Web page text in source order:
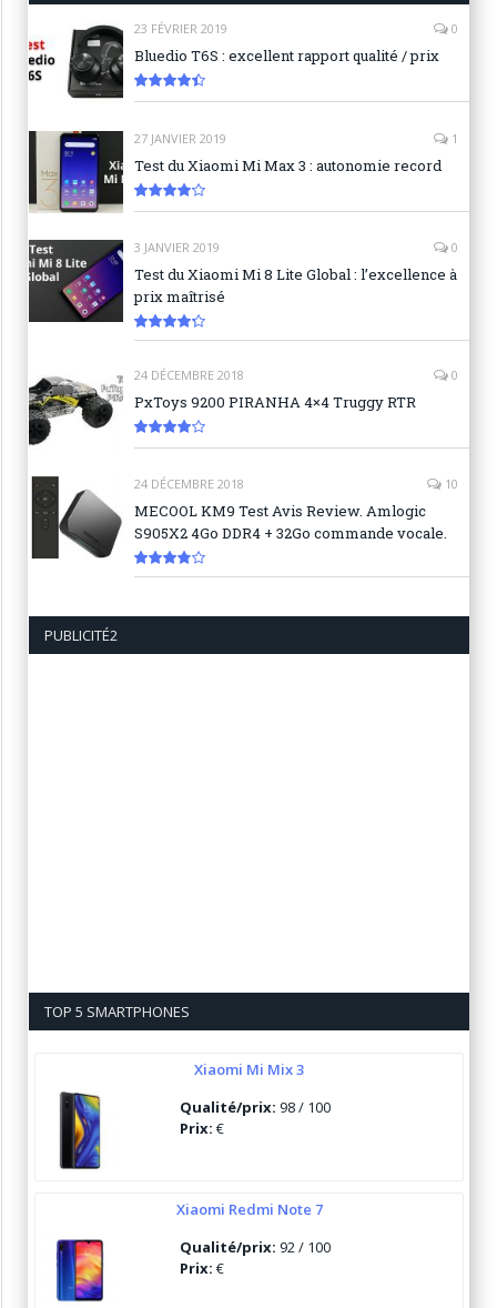
23 FÉVRIER 2019 0
Bluedio T6S : excellent rapport qualité / prix
27 JANVIER 2019 1
Test du Xiaomi Mi Max 3 : autonomie record
8.3
3 JANVIER 2019 0
Test du Xiaomi Mi 8 Lite Global : l’excellence à
prix maîtrisé
24 DÉCEMBRE 2018 0
PxToys 9200 PIRANHA 4×4 Truggy RTR
8.1
24 DÉCEMBRE 2018 10
MECOOL KM9 Test Avis Review. Amlogic
S905X2 4Go DDR4 + 32Go commande vocale.
PUBLICITÉ2
TOP 5 SMARTPHONES
Xiaomi Mi Mix 3
Qualité/prix: 98 / 100
Prix: €
Xiaomi Redmi Note 7
Qualité/prix: 92 / 100
Prix: €